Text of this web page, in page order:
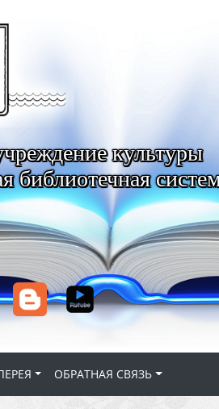
культуры
библиотечная
ОБРАТНАЯ СВЯЗЬ